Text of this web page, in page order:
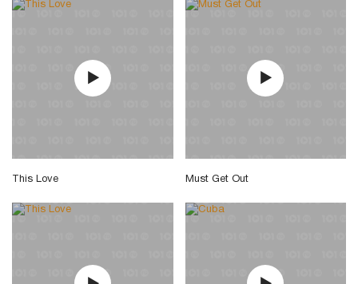
This Love Must Get Out